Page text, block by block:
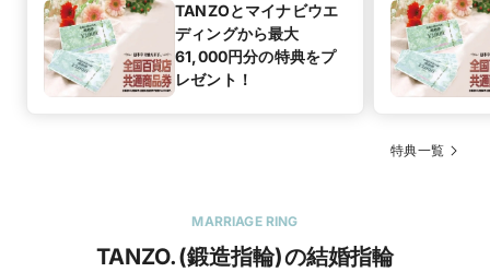
TANZOとマイナビウエ
ディングから最大
61,000円分の特典をプ
レゼント！
特典一覧
MARRIAGE RING
TANZO.(鍛造指輪)の結婚指輪